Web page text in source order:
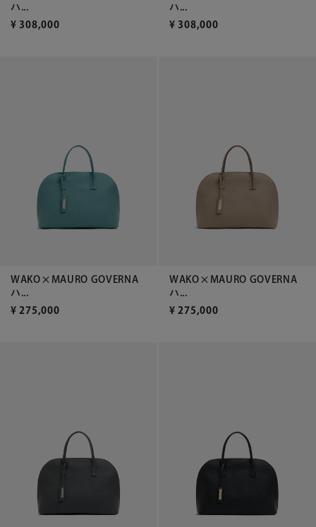
ハ...
¥ 308,000
ハ...
¥ 308,000
WAKO×MAURO GOVERNA
ハ...
¥ 275,000
WAKO×MAURO GOVERNA
ハ...
¥ 275,000